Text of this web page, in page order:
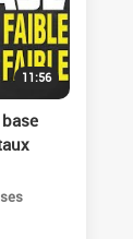
11:56